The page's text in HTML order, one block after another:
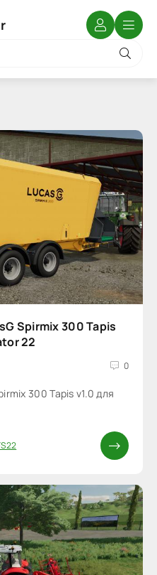
Spirmix 300 Tapis
22
0
300 Tapis v1.0 для